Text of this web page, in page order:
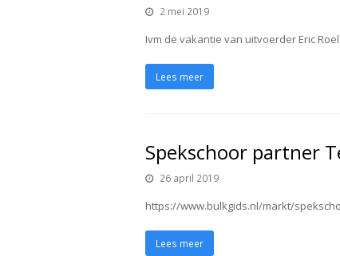
2 mei 2019
Ivm de vakantie van uitvoerder Eric
Lees meer
Spekschoor partner
26 april 2019
https://www.bulkgids.nl/markt/
Lees meer